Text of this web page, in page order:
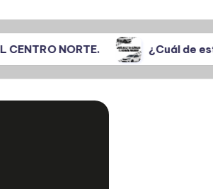
¿Cuál de estos